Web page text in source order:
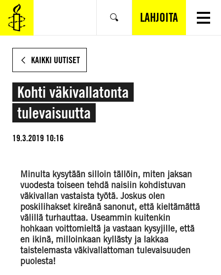
SIIRRY
VARSINAISEEN
SISÄLTÖÖN
Hae LAHJOITA
KAIKKI UUTISET
Kohti väkivallatonta
tulevaisuutta
19.3.2019 10:16
Minulta kysytään silloin tällöin, miten jaksan
vuodesta toiseen tehdä naisiin kohdistuvan
väkivallan vastaista työtä. Joskus olen
poskilihakset kireänä sanonut, että kieltämättä
välillä turhauttaa. Useammin kuitenkin
hohkaan voittomieltä ja vastaan kysyjille, että
en ikinä, milloinkaan kyllästy ja lakkaa
taistelemasta väkivallattoman tulevaisuuden
puolesta!